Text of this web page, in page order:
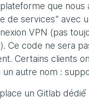
que nous
de services" avec
VPN (pas
Ce code ne sera
Certains clients
un autre nom :
un Gitlab dédié́